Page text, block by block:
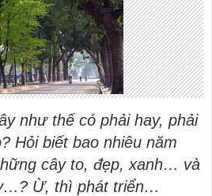
như thế có phải hay, phải
Hỏi biết bao nhiêu năm
cây to, đẹp, xanh… và
Ừ, thì phát triển…